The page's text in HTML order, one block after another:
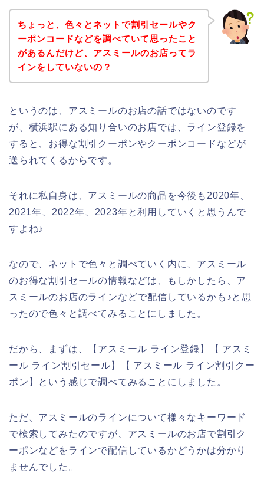
ちょっと、色々とネットで割引セールやク
ーポンコードなどを調べていて思ったこと
があるんだけど、アスミールのお店ってラ
インをしていないの？
というのは、アスミールのお店の話ではないのです
が、横浜駅にある知り合いのお店では、ライン登録を
すると、お得な割引クーポンやクーポンコードなどが
送られてくるからです。
それに私自身は、アスミールの商品を今後も2020年、
2021年、2022年、2023年と利用していくと思うんで
すよね♪
なので、ネットで色々と調べていく内に、アスミール
のお得な割引セールの情報などは、もしかしたら、ア
スミールのお店のラインなどで配信しているかも♪と思
ったので色々と調べてみることにしました。
だから、まずは、【アスミール ライン登録】【 アスミ
ール ライン割引セール】【 アスミール ライン割引クー
ポン】という感じで調べてみることにしました。
ただ、アスミールのラインについて様々なキーワード
で検索してみたのですが、アスミールのお店で割引ク
ーポンなどをラインで配信しているかどうかは分かり
ませんでした。